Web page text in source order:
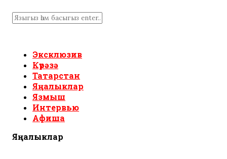
Эксклюзив
Күрәзә
Татарстан
Яңалыклар
Язмыш
Интервью
Афиша
Яңалыклар